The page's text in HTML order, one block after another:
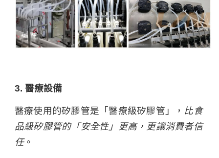
3. 醫療設備
醫療使用的矽膠管是「醫療級矽膠管」， 比食
品級矽膠管的「安全性」更高，更讓消費者信
任。